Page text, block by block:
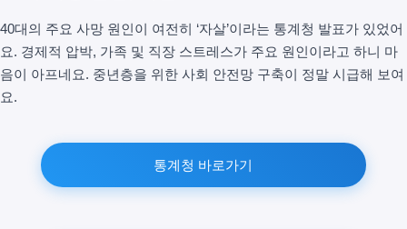
40대의 주요 사망 원인이 여전히 ‘자살’이라는 통계청 발표가 있었어
요. 경제적 압박, 가족 및 직장 스트레스가 주요 원인이라고 하니 마
음이 아프네요. 중년층을 위한 사회 안전망 구축이 정말 시급해 보여
요.
통계청 바로가기